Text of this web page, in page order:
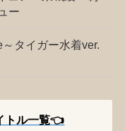
ー
タイガー水着ver.
トル一覧👈️